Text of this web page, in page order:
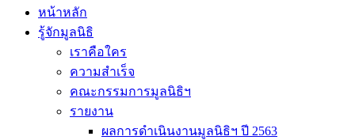
หน้าหลัก
รู้จักมูลนิธิ
เราคือใคร
ความสำเร็จ
คณะกรรมการมูลนิธิฯ
รายงาน
ผลการดำเนินงานมูลนิธิฯ ปี 2563